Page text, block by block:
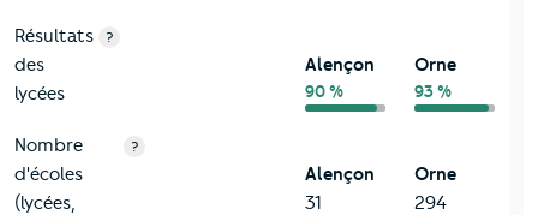
Résultats
des
lycées
?
Alençon
90 %
Orne
93 %
Nombre
d'écoles
(lycées,
?
Alençon
31
Orne
294